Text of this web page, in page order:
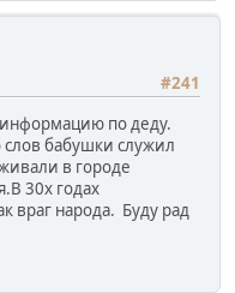
#241
по деду.
бабушки служил
в городе
30х годах
враг народа. Буду рад